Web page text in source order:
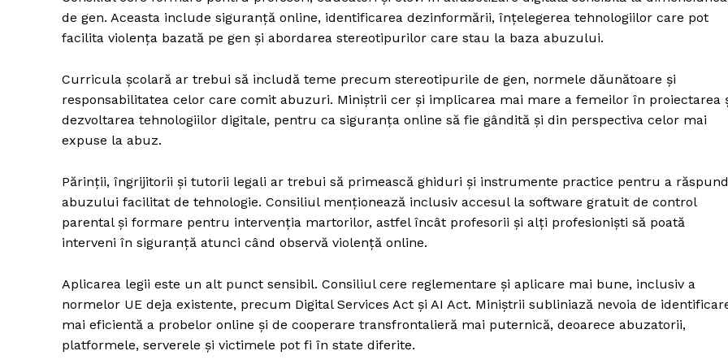
de gen. Aceasta include siguranță online, identificarea dezinformării, înțelegerea tehnologiilor care pot
facilita violența bazată pe gen și abordarea stereotipurilor care stau la baza abuzului.
Curricula școlară ar trebui să includă teme precum stereotipurile de gen, normele dăunătoare și
responsabilitatea celor care comit abuzuri. Miniștrii cer și implicarea mai mare a femeilor în proiectarea
dezvoltarea tehnologiilor digitale, pentru ca siguranța online să fie gândită și din perspectiva celor mai
expuse la abuz.
Părinții, îngrijitorii și tutorii legali ar trebui să primească ghiduri și instrumente practice pentru a
abuzului facilitat de tehnologie. Consiliul menționează inclusiv accesul la software gratuit de control
parental și formare pentru intervenția martorilor, astfel încât profesorii și alți profesioniști să poată
interveni în siguranță atunci când observă violență online.
Aplicarea legii este un alt punct sensibil. Consiliul cere reglementare și aplicare mai bune, inclusiv a
normelor UE deja existente, precum Digital Services Act și AI Act. Miniștrii subliniază nevoia de
mai eficientă a probelor online și de cooperare transfrontalieră mai puternică, deoarece abuzatorii,
platformele, serverele și victimele pot fi în state diferite.